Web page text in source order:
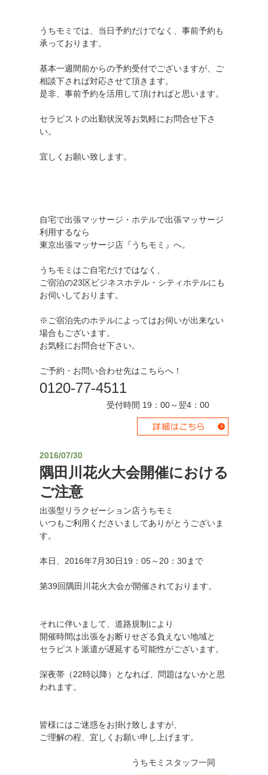
うちモミでは、当日予約だけでなく、事前予約も
承っております。
基本一週間前からの予約受付でございますが、ご
相談下されば対応させて頂きます。
是非、事前予約を活用して頂ければと思います。
セラピストの出勤状況等お気軽にお問合せ下さ
い。
宜しくお願い致します。
自宅で出張マッサージ・ホテルで出張マッサージ
利用するなら
東京出張マッサージ店『うちモミ』へ。
うちモミはご自宅だけではなく、
ご宿泊の23区ビジネスホテル・シティホテルにも
お伺いしております。
※ご宿泊先のホテルによってはお伺いが出来ない
場合もございます。
お気軽にお問合せ下さい。
ご予約・お問い合わせ先はこちらへ！
0120-77-4511
受付時間 19：00～翌4：00
2016/07/30
隅田川花火大会開催における
ご注意
出張型リラクゼーション店うちモミ
いつもご利用くださいましてありがとうございま
す。
本日、2016年7月30日19：05～20：30まで
第39回隅田川花火大会が開催されております。
それに伴いまして、道路規制により
開催時間は出張をお断りせざる負えない地域と
セラピスト派遣が遅延する可能性がございます。
深夜帯（22時以降）となれば、問題はないかと思
われます。
皆様にはご迷惑をお掛け致しますが、
ご理解の程、宜しくお願い申し上げます。
うちモミスタッフ一同